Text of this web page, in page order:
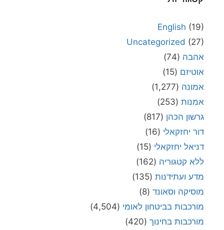
English (19)
Uncategorized (27)
אהבה (74)
אוטיזם (15)
אמונה (1,277)
אמנות (253)
גרשון הכהן (817)
דור יחזקאלי (16)
דניאל יחזקאלי (15)
ללא קטגוריה (162)
מדע ועתידנות (135)
מוסיקה וסאונד (8)
מורכבות בביטחון לאומי (4,504)
מורכבות בחינוך (420)